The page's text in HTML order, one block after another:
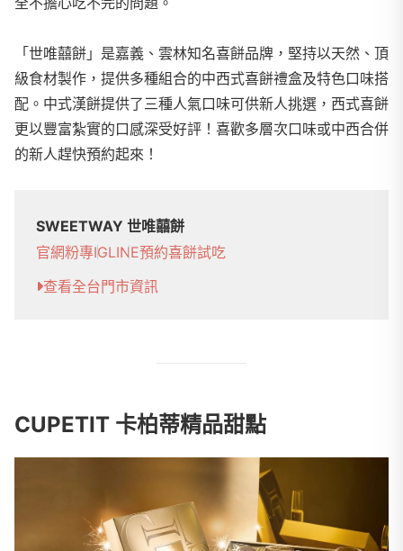
「世唯囍餅」是嘉義、雲林知名喜餅品牌，堅持以天然、頂
級食材製作，提供多種組合的中西式喜餅禮盒及特色口味搭
配。中式漢餅提供了三種人氣口味可供新人挑選，西式喜餅
更以豐富紮實的口感深受好評！喜歡多層次口味或中西合併
的新人趕快預約起來！
SWEETWAY 世唯囍餅
官網粉專IGLINE預約喜餅試吃
查看全台門市資訊
CUPETIT 卡柏蒂精品甜點